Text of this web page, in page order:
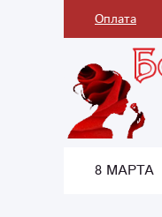
Оплата
8 МАРТА